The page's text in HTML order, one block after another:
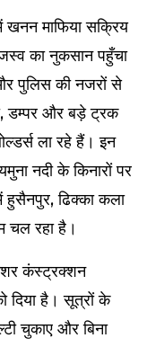
खनन माफिया सक्रिय
का नुकसान पहुँचा
पुलिस की नजरों से
डम्पर और बड़े ट्रक
ला रहे हैं। इन
नदी के किनारों पर
हुसैनपुर, ढिक्का कला
चल रहा है।
कंस्ट्रक्शन
दिया है। सूत्रों के
चुकाए और बिना